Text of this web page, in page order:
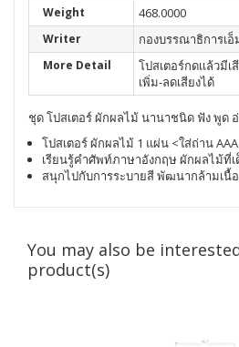
Weight 468.0000
Writer กองบรรณาธิการเอ็
More Detail
โปสเตอร์กดเเล้วมี
เพิ่ม-ลดเสียงได้
ชุด โปสเตอร์ ผักผลไม้ นานาชนิด ฟัง พูด
โปสเตอร์ ผักผลไม้ 1 แผ่น <ใส่ถ่าน
เรียนรู้คำศัพท์ภาษาอังกฤษ ผักผลไม้ที่เ
สนุกไปกับการระบายสี พัฒนากล้ามเนื้อ
You may also be
product(s)